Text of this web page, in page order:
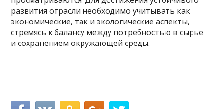
развития отрасли необходимо учитывать как
экономические, так и экологические аспекты,
стремясь к балансу между потребностью в сырье
и сохранением окружающей среды.